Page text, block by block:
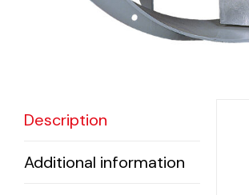
Description
Additional information